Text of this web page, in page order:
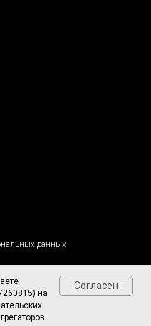
данных
на
Согласен